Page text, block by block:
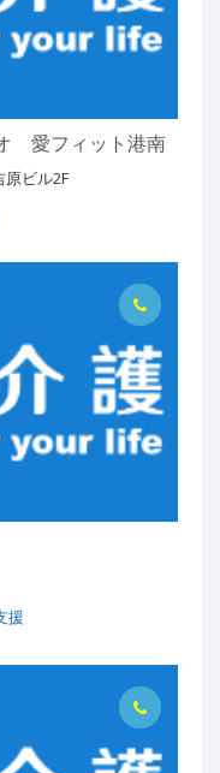
愛フィット港南
ビル2F
援